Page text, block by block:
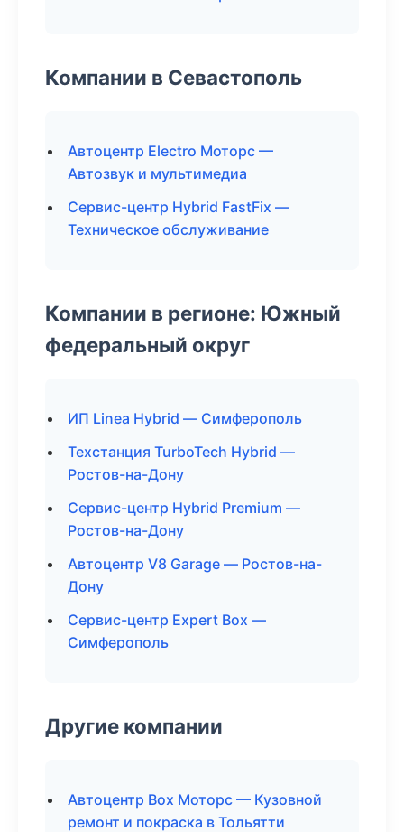
Компании в Севастополь
Автоцентр Electro Моторс —
Автозвук и мультимедиа
Сервис-центр Hybrid FastFix —
Техническое обслуживание
Компании в регионе: Южный
федеральный округ
ИП Linea Hybrid — Симферополь
Техстанция TurboTech Hybrid —
Ростов-на-Дону
Сервис-центр Hybrid Premium —
Ростов-на-Дону
Автоцентр V8 Garage — Ростов-на-
Дону
Сервис-центр Expert Box —
Симферополь
Другие компании
Автоцентр Box Моторс — Кузовной
ремонт и покраска в Тольятти